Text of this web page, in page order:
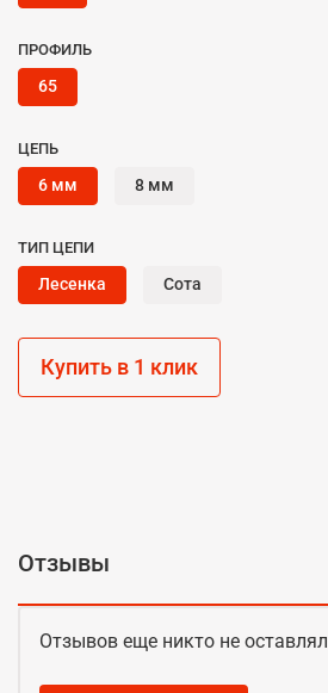
Купить в 1 клик
ПРОФИЛЬ
65
ЦЕПЬ
6 мм 8 мм
ТИП ЦЕПИ
Лесенка Сота
Отзывы
Отзывов еще никто не оставлял